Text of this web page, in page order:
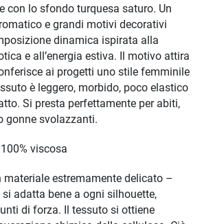
con lo sfondo turquesa saturo. Un
e grandi motivi decorativi
dinamica ispirata alla
e all’energia estiva. Il motivo attira
ai progetti uno stile femminile
è leggero, morbido, poco elastico
Si presta perfettamente per abiti,
gonne svolazzanti.
viscosa
materiale estremamente delicato –
adatta bene a ogni silhouette,
di forza. Il tessuto si ottiene